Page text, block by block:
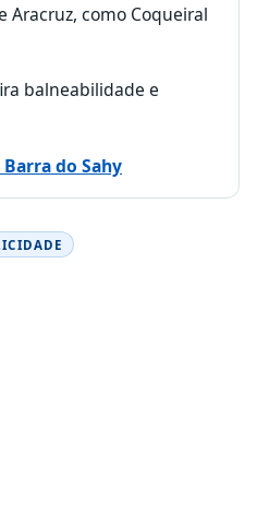
Aracruz, como Coqueiral
balneabilidade e
do Sahy